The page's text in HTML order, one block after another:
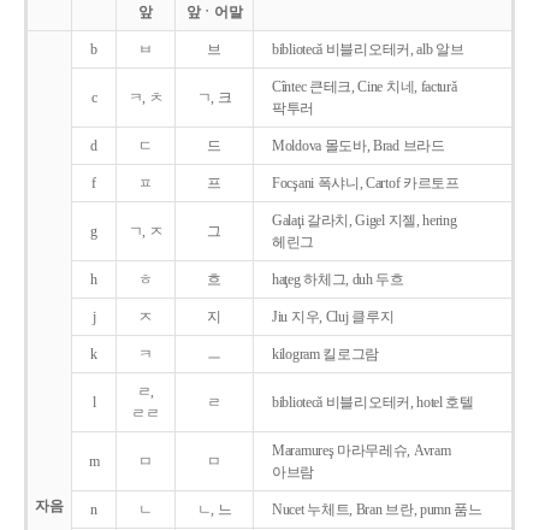
앞
앞ㆍ어말
자음
b ㅂ 브 bibliotecǎ 비블리오테커, alb 알브
c ㅋ, ㅊ ㄱ, 크
Cîntec 큰테크, Cine 치네, facturǎ
팍투러
d ㄷ 드 Moldova 몰도바, Brad 브라드
f ㅍ 프 Focşani 폭샤니, Cartof 카르토프
g ㄱ, ㅈ 그
Galaţi 갈라치, Gigel 지젤, hering
헤린그
h ㅎ 흐 haţeg 하체그, duh 두흐
j ㅈ 지 Jiu 지우, Cluj 클루지
k ㅋ ㅡ kilogram 킬로그람
l
ㄹ,
ㄹㄹ
ㄹ bibliotecǎ 비블리오테커, hotel 호텔
m ㅁ ㅁ
Maramureş 마라무레슈, Avram
아브람
n ㄴ ㄴ, 느 Nucet 누체트, Bran 브란, pumn 품느